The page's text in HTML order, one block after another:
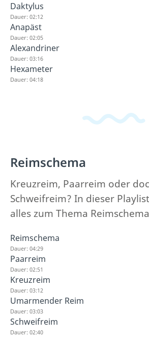
Daktylus
Dauer: 02:12
Anapäst
Dauer: 02:05
Alexandriner
Dauer: 03:16
Hexameter
Dauer: 04:18
Reimschema
Kreuzreim, Paarreim oder
Schweifreim? In dieser
alles zum Thema
Reimschema
Dauer: 04:29
Paarreim
Dauer: 02:51
Kreuzreim
Dauer: 03:12
Umarmender Reim
Dauer: 03:03
Schweifreim
Dauer: 02:40